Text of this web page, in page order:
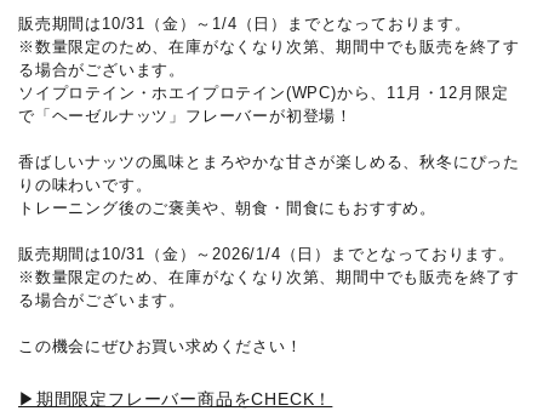
販売期間は10/31（金）～1/4（日）までとなっております。
※数量限定のため、在庫がなくなり次第、期間中でも販売を終了す
る場合がございます。
ソイプロテイン・ホエイプロテイン(WPC)から、11月・12月限定
で「ヘーゼルナッツ」フレーバーが初登場！
香ばしいナッツの風味とまろやかな甘さが楽しめる、秋冬にぴった
りの味わいです。
トレーニング後のご褒美や、朝食・間食にもおすすめ。
販売期間は10/31（金）～2026/1/4（日）までとなっております。
※数量限定のため、在庫がなくなり次第、期間中でも販売を終了す
る場合がございます。
この機会にぜひお買い求めください！
▶期間限定フレーバー商品をCHECK！